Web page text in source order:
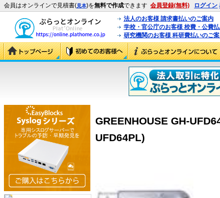
会員はオンラインで見積書(見本)を無料で作成できます 会員登録(無料) ログイン
法人のお客様 請求書払いのご案内
学校・官公庁のお客様 校費・公費
研究機関のお客様 科研費払いのご
GREENHOUSE GH-
UFD64PL)